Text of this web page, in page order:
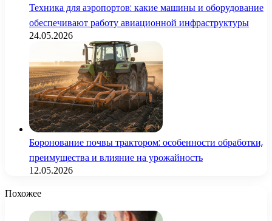
Техника для аэропортов: какие машины и оборудование
обеспечивают работу авиационной инфраструктуры
24.05.2026
Боронование почвы трактором: особенности обработки,
преимущества и влияние на урожайность
12.05.2026
Похожее